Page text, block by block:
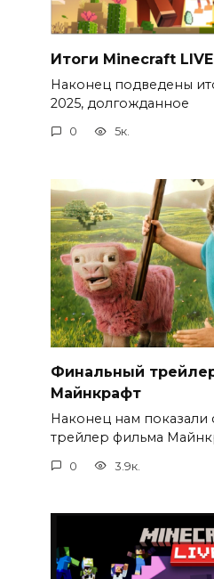
Итоги Minecraft
Наконец подведены
2025, долгожданное
0 5к.
Финальный
Майнкрафт
Наконец нам показали
трейлер фильма
0 3.9к.